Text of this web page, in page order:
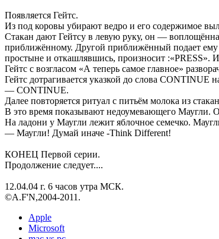
Появляется Гейтс.
Из под коровы убирают ведро и его содержимое
Стакан дают Гейтсу в левую руку, он —
приближённому. Другой приближённый подает ему
простыне и откашлявшись, произносит :«PRESS».
Гейтс с возгласом «А теперь самое главное»
Гейтс дотрагивается указкой до слова CONTINUE
— CONTINUE.
Далее повторяется ритуал с питьём молока из
В это время показывают недоумевающего Маугли.
На ладони у Маугли лежит яблочное семечко.
— Маугли! Думай иначе -Think Different!
КОНЕЦ Первой серии.
Продолжение следует....
12.04.04 г. 6 часов утра МСК.
©A.F'N,2004-2011.
Apple
Microsoft